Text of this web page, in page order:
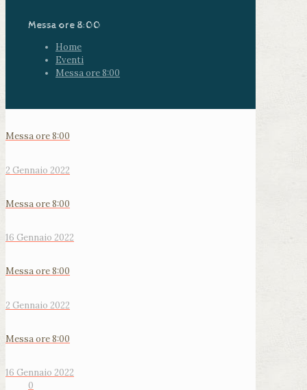
Messa ore 8:00
Home
Eventi
Messa ore 8:00
Messa ore 8:00
2 Gennaio 2022
Messa ore 8:00
16 Gennaio 2022
Messa ore 8:00
2 Gennaio 2022
Messa ore 8:00
16 Gennaio 2022
0